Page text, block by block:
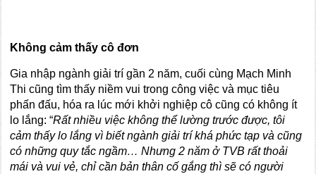
Không cảm thấy cô đơn
Gia nhập ngành giải trí gần 2 năm, cuối cùng Mạch Minh
Thi cũng tìm thấy niềm vui trong công việc và mục tiêu
phấn đấu, hóa ra lúc mới khởi nghiệp cô cũng có không ít
lo lắng: “Rất nhiều việc không thể lường trước được, tôi
cảm thấy lo lắng vì biết ngành giải trí khá phức tạp và cũng
có những quy tắc ngầm… Nhưng 2 năm ở TVB rất thoải
mái và vui vẻ, chỉ cần bản thân cố gắng thì sẽ có người